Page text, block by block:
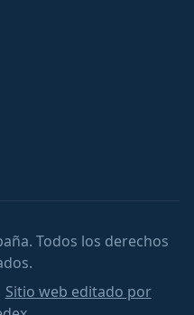
Todos los derechos
Sitio web editado por